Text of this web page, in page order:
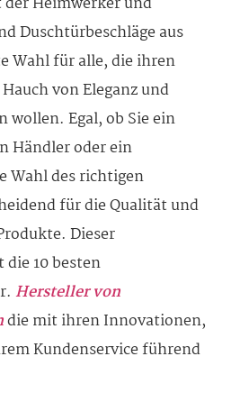
Duschtürbeschläge aus
Wahl für alle, die ihren
von Eleganz und
Egal, ob Sie ein
Händler oder ein
Wahl des richtigen
für die Qualität und
Dieser
10 besten
Hersteller von
die mit ihren Innovationen,
Kundenservice führend